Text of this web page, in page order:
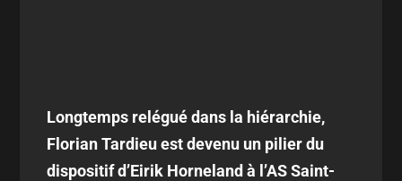
Longtemps relégué dans la hiérarchie,
Florian Tardieu est devenu un pilier du
dispositif d’Eirik Horneland à l’AS Saint-